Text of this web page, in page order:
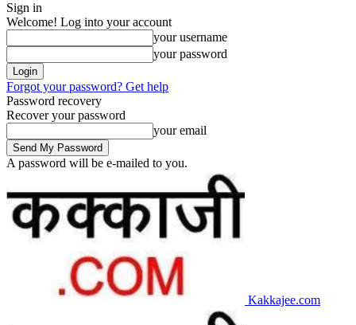
Sign in
Welcome! Log into your account
your username
your password
Forgot your password? Get help
Password recovery
Recover your password
your email
A password will be e-mailed to you.
Kakkajee.com